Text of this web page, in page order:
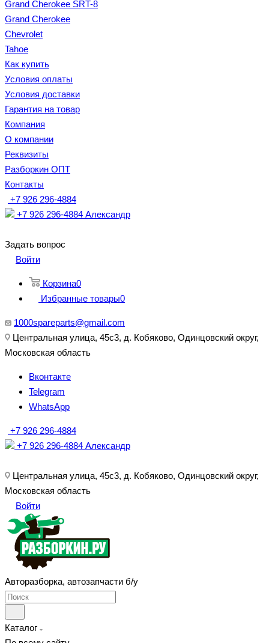
Grand Cherokee SRT-8
Grand Cherokee
Chevrolet
Tahoe
Как купить
Условия оплаты
Условия доставки
Гарантия на товар
Компания
О компании
Реквизиты
Разборкин ОПТ
Контакты
+7 926 296-4884
+7 926 296-4884 Александр
Задать вопрос
Войти
Корзина0
Избранные товары0
1000spareparts@gmail.com
Центральная улица, 45с3, д. Кобяково, Одинцовский округ,
Московская область
Вконтакте
Telegram
WhatsApp
+7 926 296-4884
+7 926 296-4884 Александр
Центральная улица, 45с3, д. Кобяково, Одинцовский округ,
Московская область
Войти
Авторазборка, автозапчасти б/у
Каталог